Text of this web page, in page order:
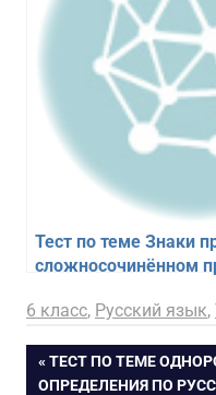
Тест по теме Знаки
сложносочинённом
вопросов
12.03.2025
figa
6 класс, Русский язык,
Навигация
ПРЕДЫДУЩАЯ
ЗАПИСЬ:
ТЕСТ ПО ТЕМЕ
ОПРЕДЕЛЕНИЯ ПО